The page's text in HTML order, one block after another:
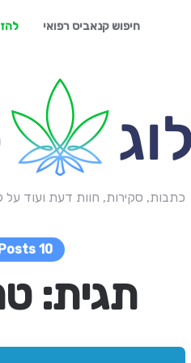
חיפוש קנאביס רפואי
כתבות, סקירות, חוות דעת ועוד על
10 Posts
תגית: